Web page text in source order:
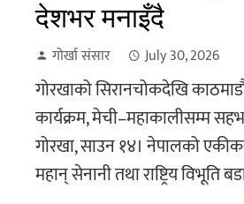
देशभर मनाइँदै
गोर्खा संसार July 30, 2026
गोरखाको सिरानचोकदेखि
कार्यक्रम, मेची–महाकालीसम्म
गोरखा, साउन १४। नेपालको
महान् सेनानी तथा राष्ट्रिय विभूति